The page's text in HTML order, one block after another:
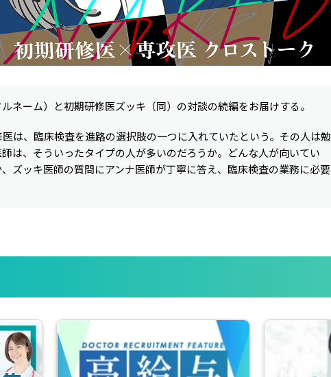
ネーム）と初期研修医ズッキ（同）の対談の続編をお届けする。
は、臨床検査を進路の選択肢の一つに入れていたという。その人は勉
は、そういったタイプの人が多いのだろうか。どんな人が向いてい
ズッキ医師の質問にアンナ医師が丁寧に答え、臨床検査の業務に必要